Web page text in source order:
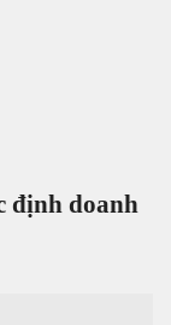
định doanh